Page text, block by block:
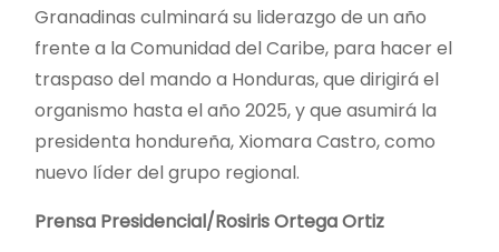
Granadinas culminará su liderazgo de un año
frente a la Comunidad del Caribe, para hacer el
traspaso del mando a Honduras, que dirigirá el
organismo hasta el año 2025, y que asumirá la
presidenta hondureña, Xiomara Castro, como
nuevo líder del grupo regional.
Prensa Presidencial/Rosiris Ortega Ortiz